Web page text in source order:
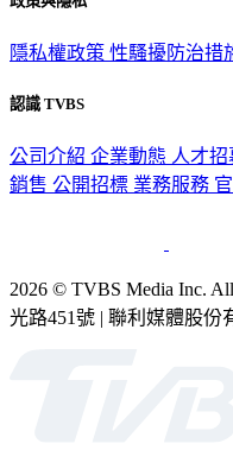
隱私權政策 性騷擾防治措
認識 TVBS
公司介紹 企業動態 人才招
銷售 公開招標 業務服務
2026 © TVBS Media Inc.
光路451號 | 聯利媒體股份